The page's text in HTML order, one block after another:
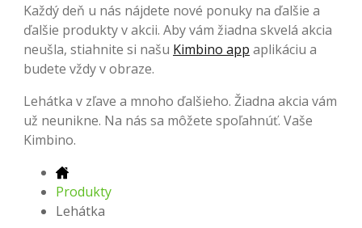
Každý deň u nás nájdete nové ponuky na ďalšie a
ďalšie produkty v akcii. Aby vám žiadna skvelá akcia
neušla, stiahnite si našu Kimbino app aplikáciu a
budete vždy v obraze.
Lehátka v zľave a mnoho ďalšieho. Žiadna akcia vám
už neunikne. Na nás sa môžete spoľahnúť. Vaše
Kimbino.
Produkty
Lehátka